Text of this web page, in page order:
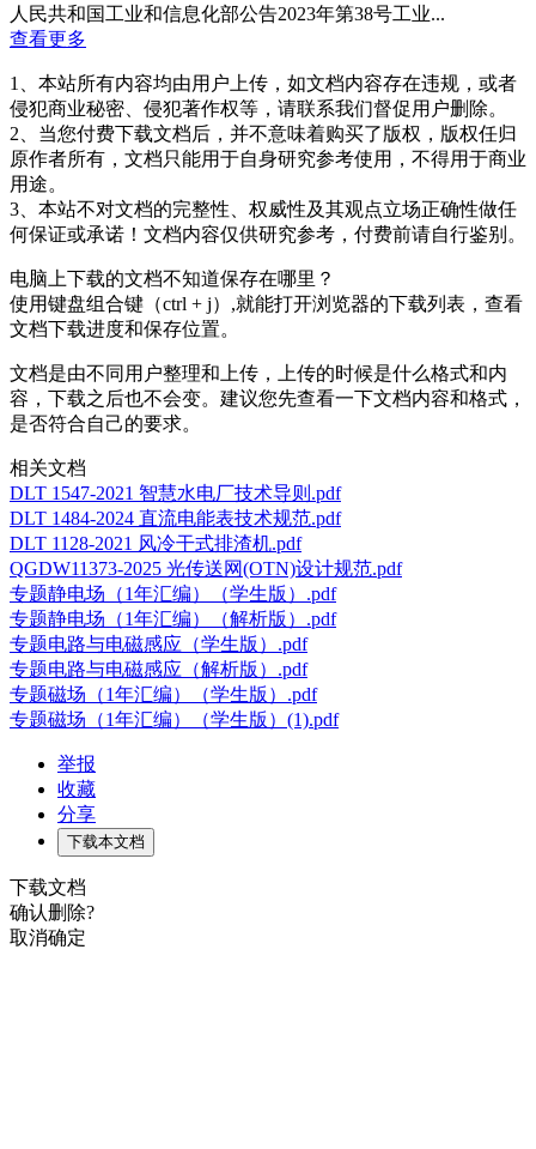
人民共和国工业和信息化部公告2023年第38号工业...
查看更多
1、本站所有内容均由用户上传，如文档内容存在违规，或者
侵犯商业秘密、侵犯著作权等，请联系我们督促用户删除。
2、当您付费下载文档后，并不意味着购买了版权，版权任归
原作者所有，文档只能用于自身研究参考使用，不得用于商业
用途。
3、本站不对文档的完整性、权威性及其观点立场正确性做任
何保证或承诺！文档内容仅供研究参考，付费前请自行鉴别。
电脑上下载的文档不知道保存在哪里？
使用键盘组合键（ctrl + j）,就能打开浏览器的下载列表，查看
文档下载进度和保存位置。
文档是由不同用户整理和上传，上传的时候是什么格式和内
容，下载之后也不会变。建议您先查看一下文档内容和格式，
是否符合自己的要求。
相关文档
DLT 1547-2021 智慧水电厂技术导则.pdf
DLT 1484-2024 直流电能表技术规范.pdf
DLT 1128-2021 风冷干式排渣机.pdf
QGDW11373-2025 光传送网(OTN)设计规范.pdf
专题静电场（1年汇编）（学生版）.pdf
专题静电场（1年汇编）（解析版）.pdf
专题电路与电磁感应（学生版）.pdf
专题电路与电磁感应（解析版）.pdf
专题磁场（1年汇编）（学生版）.pdf
专题磁场（1年汇编）（学生版）(1).pdf
举报
收藏
分享
下载本文档
下载文档
确认删除?
取消确定